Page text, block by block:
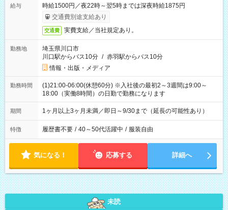
給与
時給1500円／夜22時～翌5時までは深夜時給1875円
交通費別途支給あり
交通費 実費支給／当社規定あり。
勤務地
埼玉県川口市
川口駅からバス10分 / 赤羽駅からバス10分
情報・出版・メディア
勤務時間
(1)21:00-06:00(休憩60分) ※入社後の最初2～3週間は9:00～
18:00（実働8時間）の日勤で勤務になります
期間 1ヶ月以上3ヶ月未満／即日～9/30まで（延長の可能性あり）
特徴 履歴書不要 / 40～50代活躍中 / 服装自由
気になる！ 応募する 詳細へ
未読